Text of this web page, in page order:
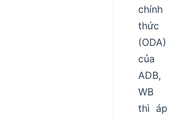
chính
thức
(ODA)
của
ADB,
WB
thì áp